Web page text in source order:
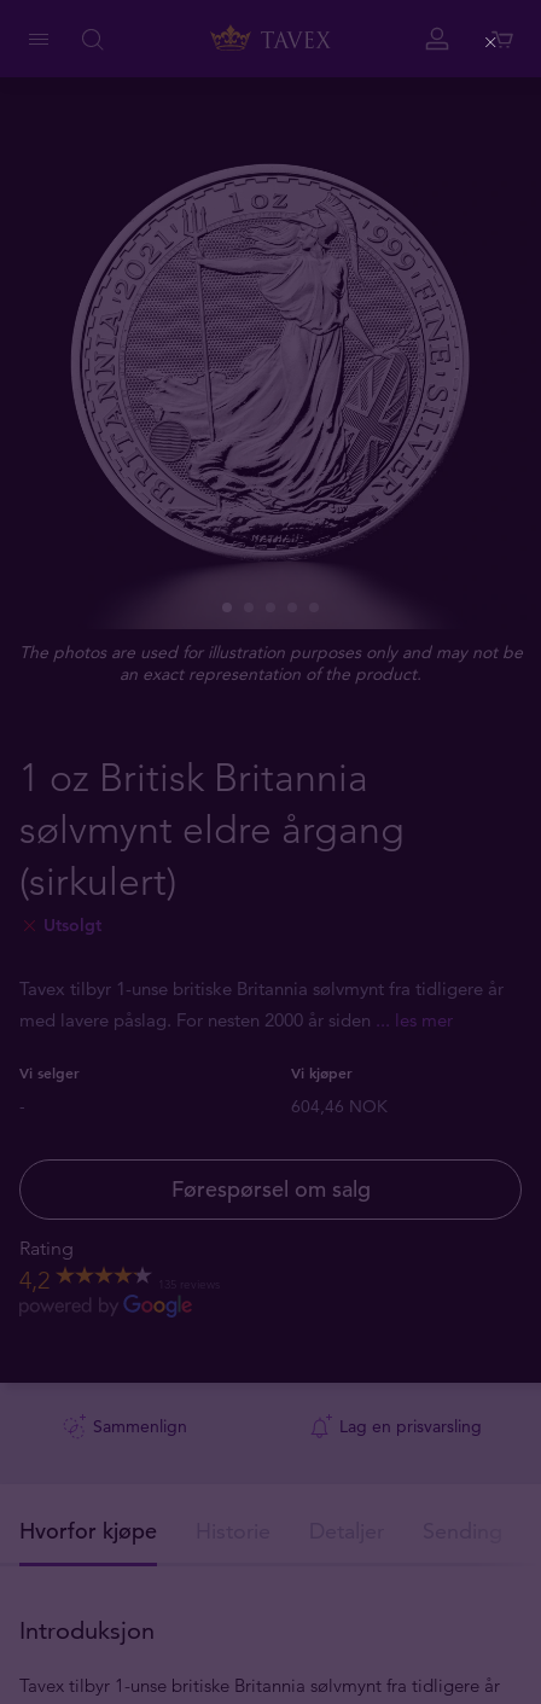
The photos are used for illustration purposes only and may not be
an exact representation of the product.
1 oz Britisk Britannia
sølvmynt eldre årgang
(sirkulert)
Utsolgt
Tavex tilbyr 1-unse britiske Britannia sølvmynt fra tidligere år
med lavere påslag. For nesten 2000 år siden ... les mer
Vi selger Vi kjøper
- 604,46 NOK
Førespørsel om salg
Rating
4,2
Sammenlign Lag en prisvarsling
Hvorfor kjøpe
Introduksjon
Tavex tilbyr 1-unse britiske Britannia sølvmynt fra tidligere år
Close